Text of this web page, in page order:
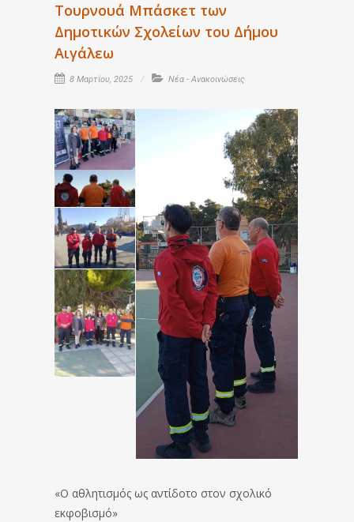
Τουρνουά Μπάσκετ των
Δημοτικών Σχολείων του Δήμου
Αιγάλεω
8 Μαρτίου, 2025 Νέα - Ανακοινώσεις
«Ο αθλητισμός ως αντίδοτο στον σχολικό
εκφοβισμό»